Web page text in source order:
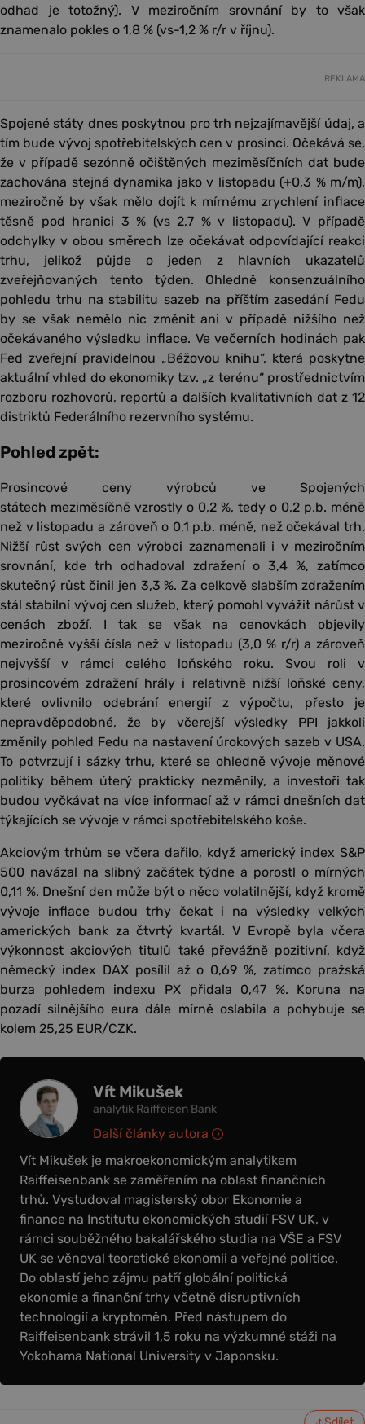
odhad je totožný). V meziročním srovnání by to však
znamenalo pokles o 1,8 % (vs-1,2 % r/r v říjnu).
REKLAMA
Spojené státy dnes poskytnou pro trh nejzajímavější údaj, a
tím bude vývoj spotřebitelských cen v prosinci. Očekává se,
že v případě sezónně očištěných meziměsíčních dat bude
zachována stejná dynamika jako v listopadu (+0,3 % m/m),
meziročně by však mělo dojít k mírnému zrychlení inflace
těsně pod hranici 3 % (vs 2,7 % v listopadu). V případě
odchylky v obou směrech lze očekávat odpovídající reakci
trhu, jelikož půjde o jeden z hlavních ukazatelů
zveřejňovaných tento týden. Ohledně konsenzuálního
pohledu trhu na stabilitu sazeb na příštím zasedání Fedu
by se však nemělo nic změnit ani v případě nižšího než
očekávaného výsledku inflace. Ve večerních hodinách pak
Fed zveřejní pravidelnou „Béžovou knihu“, která poskytne
aktuální vhled do ekonomiky tzv. „z terénu“ prostřednictvím
rozboru rozhovorů, reportů a dalších kvalitativních dat z 12
distriktů Federálního rezervního systému.
Pohled zpět:
Prosincové ceny výrobců ve Spojených
státech meziměsíčně vzrostly o 0,2 %, tedy o 0,2 p.b. méně
než v listopadu a zároveň o 0,1 p.b. méně, než očekával trh.
Nižší růst svých cen výrobci zaznamenali i v meziročním
srovnání, kde trh odhadoval zdražení o 3,4 %, zatímco
skutečný růst činil jen 3,3 %. Za celkově slabším zdražením
stál stabilní vývoj cen služeb, který pomohl vyvážit nárůst v
cenách zboží. I tak se však na cenovkách objevily
meziročně vyšší čísla než v listopadu (3,0 % r/r) a zároveň
nejvyšší v rámci celého loňského roku. Svou roli v
prosincovém zdražení hrály i relativně nižší loňské ceny,
které ovlivnilo odebrání energií z výpočtu, přesto je
nepravděpodobné, že by včerejší výsledky PPI jakkoli
změnily pohled Fedu na nastavení úrokových sazeb v USA.
To potvrzují i sázky trhu, které se ohledně vývoje měnové
politiky během úterý prakticky nezměnily, a investoři tak
budou vyčkávat na více informací až v rámci dnešních dat
týkajících se vývoje v rámci spotřebitelského koše.
Akciovým trhům se včera dařilo, když americký index S&P
500 navázal na slibný začátek týdne a porostl o mírných
0,11 %. Dnešní den může být o něco volatilnější, když kromě
vývoje inflace budou trhy čekat i na výsledky velkých
amerických bank za čtvrtý kvartál. V Evropě byla včera
výkonnost akciových titulů také převážně pozitivní, když
německý index DAX posílil až o 0,69 %, zatímco pražská
burza pohledem indexu PX přidala 0,47 %. Koruna na
pozadí silnějšího eura dále mírně oslabila a pohybuje se
kolem 25,25 EUR/CZK.
Vít Mikušek
analytik Raiffeisen Bank
Vít Mikušek je makroekonomickým analytikem
Raiffeisenbank se zaměřením na oblast finančních
trhů. Vystudoval magisterský obor Ekonomie a
finance na Institutu ekonomických studií FSV UK, v
rámci souběžného bakalářského studia na VŠE a FSV
UK se věnoval teoretické ekonomii a veřejné politice.
Do oblastí jeho zájmu patří globální politická
ekonomie a finanční trhy včetně disruptivních
technologií a kryptoměn. Před nástupem do
Raiffeisenbank strávil 1,5 roku na výzkumné stáži na
Yokohama National University v Japonsku.
Další články autora